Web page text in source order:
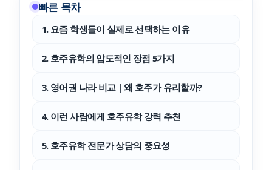
빠른 목차
1. 요즘 학생들이 실제로 선택하는 이유
2. 호주유학의 압도적인 장점 5가지
3. 영어권 나라 비교 | 왜 호주가 유리할까?
4. 이런 사람에게 호주유학 강력 추천
5. 호주유학 전문가 상담의 중요성